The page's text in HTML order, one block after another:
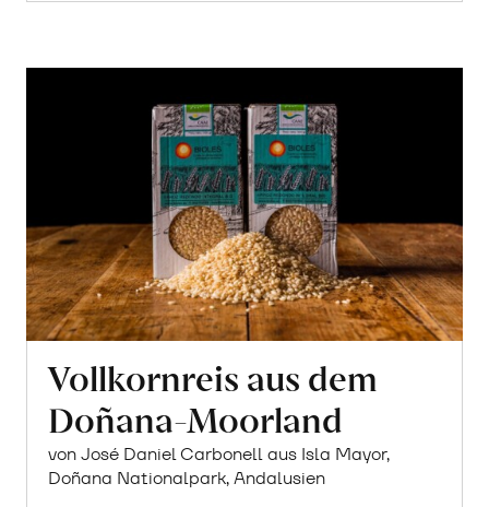
Vollkornreis aus dem
Doñana-Moorland
von José Daniel Carbonell aus Isla Mayor,
Doñana Nationalpark, Andalusien